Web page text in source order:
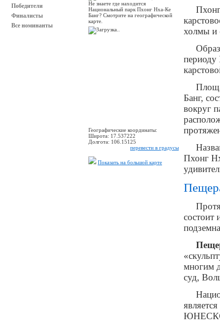
Победители
Финалисты
Все номинанты
Не знаете где находится
Национальный парк Пхонг Нха-Ке
Банг? Смотрите на географической
карте.
Географические координаты:
Широта: 17.537222
Долгота: 106.15125
перевести в градусы
Показать на большой карте
холмы и
периоду
Банг,
вокруг
Пхонг
состоит
многим
суд,